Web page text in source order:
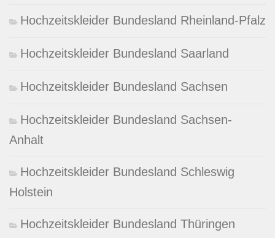
Hochzeitskleider Bundesland Rheinland-Pfalz
Hochzeitskleider Bundesland Saarland
Hochzeitskleider Bundesland Sachsen
Hochzeitskleider Bundesland Sachsen-
Anhalt
Hochzeitskleider Bundesland Schleswig
Holstein
Hochzeitskleider Bundesland Thüringen